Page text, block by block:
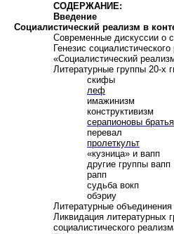
СОДЕРЖАНИЕ:
Введение
Социалистический реализм в
Современные дискуссии о
Генезис
«Социалистический
Литературные группы 20-х
скифы
леф
имажинизм
конструктивизм
серапионовы братья
перевал
пролеткульт
«кузница» и вапп
другие группы вапп
рапп
судьба вокп
обэриу
Литературные
Ликвидация литературных
социалистического